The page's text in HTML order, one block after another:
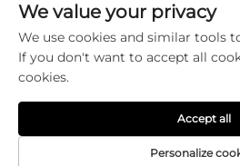
[email
Derechos de autor © Wuxi Ivy
derechos reservados
We value your privacy
We use cookies and similar tools
If you don't want to accept all
cookies.
Personalize
Accept all